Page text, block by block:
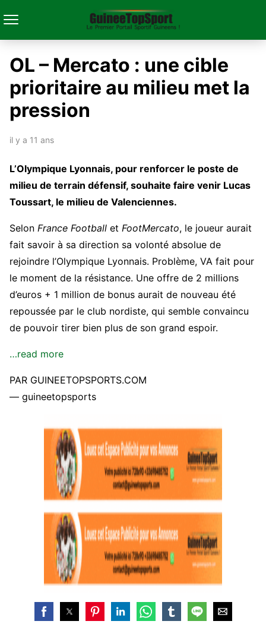
OL – Mercato : une cible
prioritaire au milieu met la
pression
il y a 11 ans
L’Olympique Lyonnais, pour renforcer le poste de
milieu de terrain défensif, souhaite faire venir Lucas
Toussart, le milieu de Valenciennes.
Selon France Football et FootMercato, le joueur aurait
fait savoir à sa direction sa volonté absolue de
rejoindre l’Olympique Lyonnais. Problème, VA fait pour
le moment de la résistance. Une offre de 2 millions
d’euros + 1 million de bonus aurait de nouveau été
repoussée par le club nordiste, qui semble convaincu
de pouvoir tirer bien plus de son grand espoir.
…read more
PAR GUINEETOPSPORTS.COM
— guineetopsports